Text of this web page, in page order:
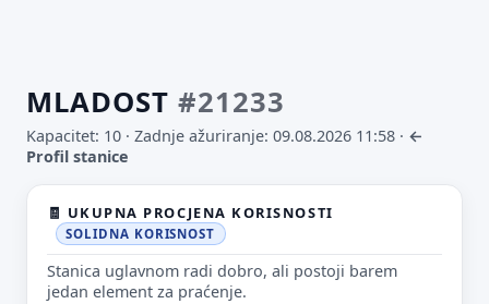
MLADOST#21233
Kapacitet: 10 · Zadnje ažuriranje: 09.08.2026 11:58 · ←
Profil stanice
🧾 UKUPNA PROCJENA KORISNOSTI
SOLIDNA KORISNOST
Stanica uglavnom radi dobro, ali postoji barem
jedan element za praćenje.